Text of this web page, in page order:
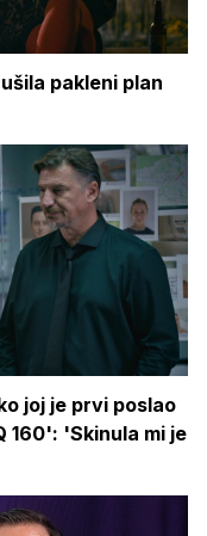
pakleni plan
joj je prvi poslao
160': 'Skinula mi je